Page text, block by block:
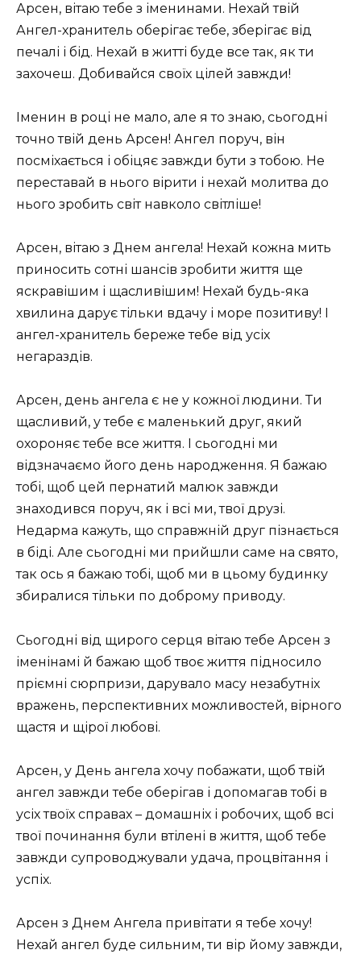
Арсен, вітаю тебе з іменинами. Нехай твій
Ангел-хранитель оберігає тебе, зберігає від
печалі і бід. Нехай в житті буде все так, як ти
захочеш. Добивайся своїх цілей завжди!
Іменин в році не мало, але я то знаю, сьогодні
точно твій день Арсен! Ангел поруч, він
посміхається і обіцяє завжди бути з тобою. Не
переставай в нього вірити і нехай молитва до
нього зробить світ навколо світліше!
Арсен, вітаю з Днем ангела! Нехай кожна мить
приносить сотні шансів зробити життя ще
яскравішим і щасливішим! Нехай будь-яка
хвилина дарує тільки вдачу і море позитиву! І
ангел-хранитель береже тебе від усіх
негараздів.
Арсен, день ангела є не у кожної людини. Ти
щасливий, у тебе є маленький друг, який
охороняє тебе все життя. І сьогодні ми
відзначаємо його день народження. Я бажаю
тобі, щоб цей пернатий малюк завжди
знаходився поруч, як і всі ми, твої друзі.
Недарма кажуть, що справжній друг пізнається
в біді. Але сьогодні ми прийшли саме на свято,
так ось я бажаю тобі, щоб ми в цьому будинку
збиралися тільки по доброму приводу.
Сьогодні від щирого серця вітаю тебе Арсен з
іменінамі й бажаю щоб твоє життя підносило
пріємні сюрпризи, дарувало масу незабутніх
вражень, перспективних можливостей, вірного
щастя и щірої любові.
Арсен, у День ангела хочу побажати, щоб твій
ангел завжди тебе оберігав і допомагав тобі в
усіх твоїх справах – домашніх і робочих, щоб всі
твої починання були втілені в життя, щоб тебе
завжди супроводжували удача, процвітання і
успіх.
Арсен з Днем Ангела привітати я тебе хочу!
Нехай ангел буде сильним, ти вір йому завжди,